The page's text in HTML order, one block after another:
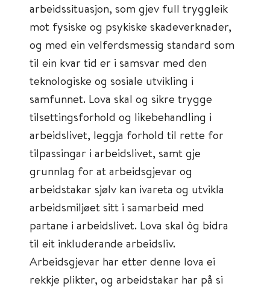
arbeidssituasjon, som gjev full tryggleik
mot fysiske og psykiske skadeverknader,
og med ein velferdsmessig standard som
til ein kvar tid er i samsvar med den
teknologiske og sosiale utvikling i
samfunnet. Lova skal og sikre trygge
tilsettingsforhold og likebehandling i
arbeidslivet, leggja forhold til rette for
tilpassingar i arbeidslivet, samt gje
grunnlag for at arbeidsgjevar og
arbeidstakar sjølv kan ivareta og utvikla
arbeidsmiljøet sitt i samarbeid med
partane i arbeidslivet. Lova skal òg bidra
til eit inkluderande arbeidsliv.
Arbeidsgjevar har etter denne lova ei
rekkje plikter, og arbeidstakar har på si